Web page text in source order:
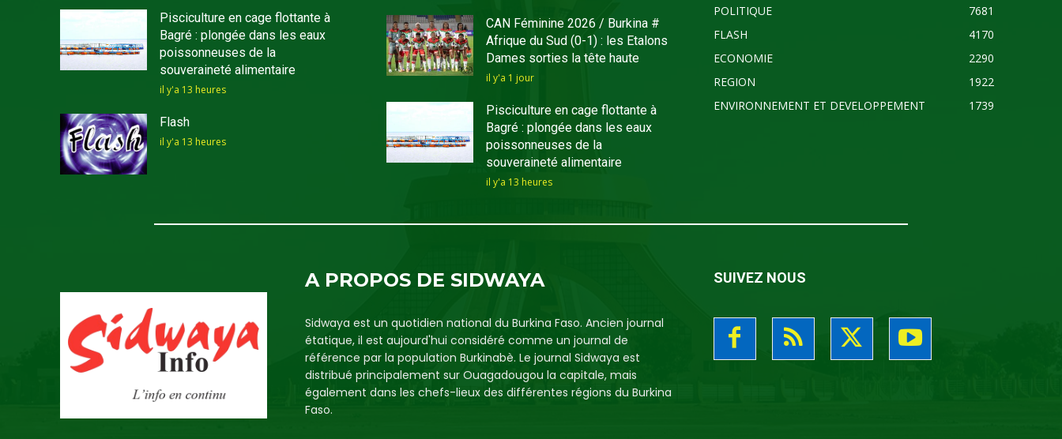
Pisciculture en cage flottante à
Bagré : plongée dans les eaux
poissonneuses de la
souveraineté alimentaire
il y'a 13 heures
Flash
il y'a 13 heures
CAN Féminine 2026 / Burkina #
Afrique du Sud (0-1) : les Etalons
Dames sorties la tête haute
il y'a 1 jour
Pisciculture en cage flottante à
Bagré : plongée dans les eaux
poissonneuses de la
souveraineté alimentaire
il y'a 13 heures
POLITIQUE
7681
FLASH
4170
ECONOMIE
2290
REGION
1922
ENVIRONNEMENT ET DEVELOPPEMENT
1739
A PROPOS DE SIDWAYA
Sidwaya est un quotidien national du Burkina Faso. Ancien journal
étatique, il est aujourd'hui considéré comme un journal de
référence par la population Burkinabè. Le journal Sidwaya est
distribué principalement sur Ouagadougou la capitale, mais
également dans les chefs-lieux des différentes régions du Burkina
Faso.
SUIVEZ NOUS